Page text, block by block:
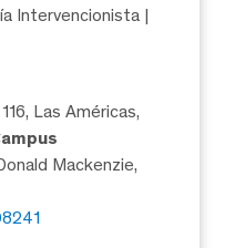
Intervencionista |
Las Américas,
Mackenzie,